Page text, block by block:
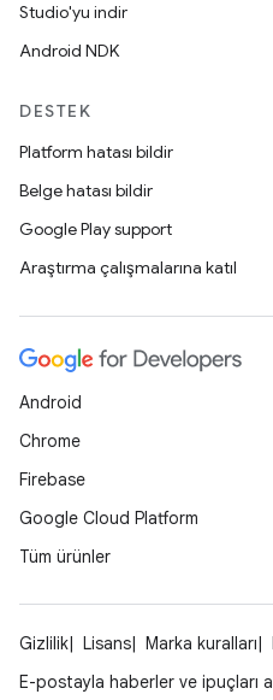
Studio'yu indir
Android NDK
DESTEK
Platform hatası bildir
Belge hatası bildir
Google Play support
Araştırma çalışmalarına katıl
Android
Chrome
Firebase
Google Cloud Platform
Tüm ürünler
Gizlilik Lisans Marka kuralları
E-postayla haberler ve ipuçları al